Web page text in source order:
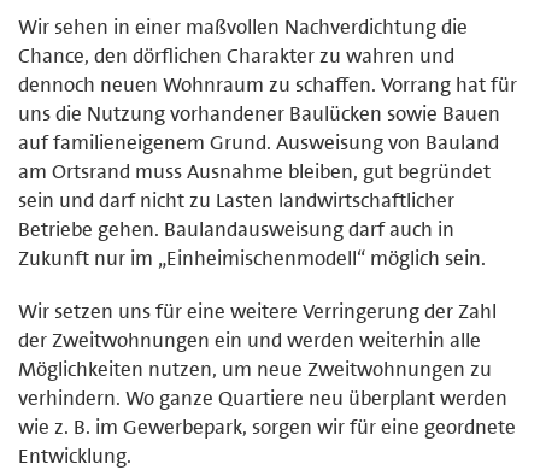
Wir sehen in einer maßvollen Nachverdichtung die
Chance, den dörflichen Charakter zu wahren und
dennoch neuen Wohnraum zu schaffen. Vorrang hat für
uns die Nutzung vorhandener Baulücken sowie Bauen
auf familieneigenem Grund. Ausweisung von Bauland
am Ortsrand muss Ausnahme bleiben, gut begründet
sein und darf nicht zu Lasten landwirtschaftlicher
Betriebe gehen. Baulandausweisung darf auch in
Zukunft nur im „Einheimischenmodell“ möglich sein.
Wir setzen uns für eine weitere Verringerung der Zahl
der Zweitwohnungen ein und werden weiterhin alle
Möglichkeiten nutzen, um neue Zweitwohnungen zu
verhindern. Wo ganze Quartiere neu überplant werden
wie z. B. im Gewerbepark, sorgen wir für eine geordnete
Entwicklung.